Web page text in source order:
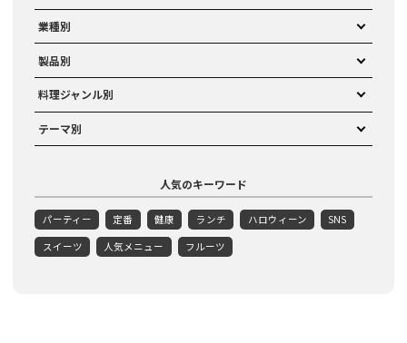
業種別
製品別
料理ジャンル別
テーマ別
人気のキーワード
パーティー 定番 健康 ランチ ハロウィーン SNS
スイーツ 人気メニュー フルーツ